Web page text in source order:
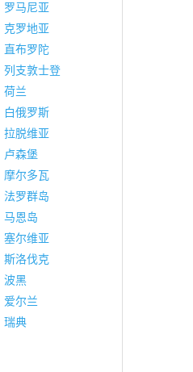
罗马尼亚
克罗地亚
直布罗陀
列支敦士登
荷兰
白俄罗斯
拉脱维亚
卢森堡
摩尔多瓦
法罗群岛
马恩岛
塞尔维亚
斯洛伐克
波黑
爱尔兰
瑞典